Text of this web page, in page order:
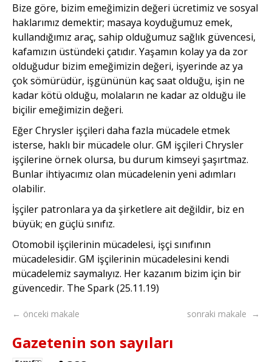
Bize göre, bizim emeğimizin değeri ücretimiz ve sosyal
haklarımız demektir; masaya koyduğumuz emek,
kullandığımız araç, sahip olduğumuz sağlık güvencesi,
kafamızın üstündeki çatıdır. Yaşamın kolay ya da zor
olduğudur bizim emeğimizin değeri, işyerinde az ya
çok sömürüdür, işgününün kaç saat olduğu, işin ne
kadar kötü olduğu, molaların ne kadar az olduğu ile
biçilir emeğimizin değeri.
Eğer Chrysler işçileri daha fazla mücadele etmek
isterse, haklı bir mücadele olur. GM işçileri Chrysler
işçilerine örnek olursa, bu durum kimseyi şaşırtmaz.
Bunlar ihtiyacımız olan mücadelenin yeni adımları
olabilir.
İşçiler patronlara ya da şirketlere ait değildir, biz en
büyük; en güçlü sınıfız.
Otomobil işçilerinin mücadelesi, işçi sınıfının
mücadelesidir. GM işçilerinin mücadelesini kendi
mücadelemiz saymalıyız. Her kazanım bizim için bir
güvencedir. The Spark (25.11.19)
← önceki makale sonraki makale →
Gazetenin son sayıları